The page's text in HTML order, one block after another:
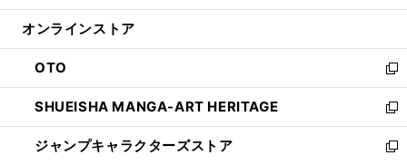
開
ン
ウ
で
開
く
ウ
ン
ド
ウ
で
開
く
オンラインストア
OTO
新
し
い
ウ
ィ
SHUEISHA MANGA-ART HERITAGE
新
し
い
ジャンプキャラクターズストア
新